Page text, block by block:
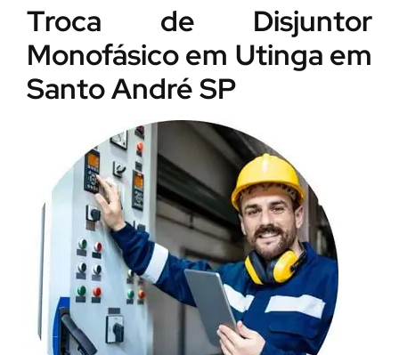
Troca de Disjuntor
Monofásico em Utinga em
Santo André SP